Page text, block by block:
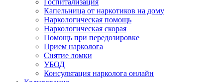
Госпитализация
Капельница от наркотиков на дому
Наркологическая помощь
Наркологическая скорая
Помощь при передозировке
Прием нарколога
Снятие ломки
УБОД
Консультация нарколога онлайн